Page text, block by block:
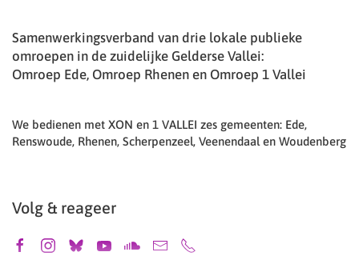
Samenwerkingsverband van drie lokale publieke
omroepen in de zuidelijke Gelderse Vallei:
Omroep Ede, Omroep Rhenen en Omroep 1 Vallei
We bedienen met XON en 1 VALLEI zes gemeenten: Ede,
Renswoude, Rhenen, Scherpenzeel, Veenendaal en Woudenberg
Volg & reageer